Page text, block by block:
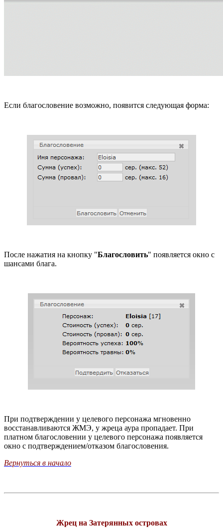
Если благословение возможно, появится следующая форма:
После нажатия на кнопку "Благословить" появляется окно с
шансами блага.
При подтверждении у целевого персонажа мгновенно
восстанавливаются ЖМЭ, у жреца аура пропадает. При
платном благословении у целевого персонажа появляется
окно с подтверждением/отказом благословения.
Вернуться в начало
Жрец на Затерянных островах